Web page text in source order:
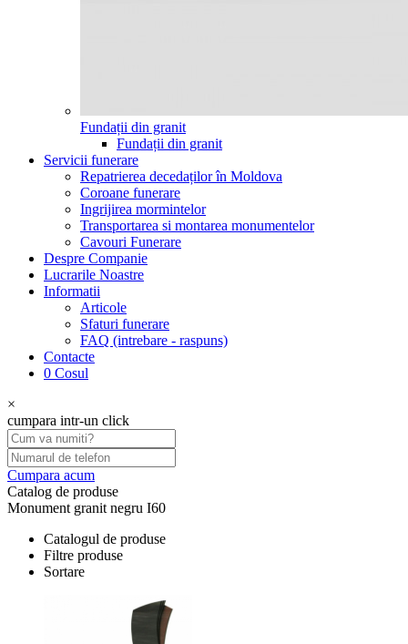
Fundații din granit
Fundații din granit
Servicii funerare
Repatrierea decedaților în Moldova
Coroane funerare
Ingrijirea mormintelor
Transportarea si montarea monumentelor
Cavouri Funerare
Despre Companie
Lucrarile Noastre
Informatii
Articole
Sfaturi funerare
FAQ (intrebare - raspuns)
Contacte
0 Cosul
×
cumpara intr-un click
Cumpara acum
Catalog de produse
Monument granit negru I60
Catalogul de produse
Filtre produse
Sortare